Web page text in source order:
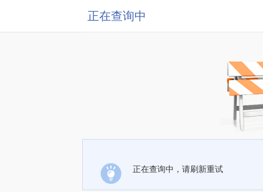
正在查询中
正在查询中，请刷新重试